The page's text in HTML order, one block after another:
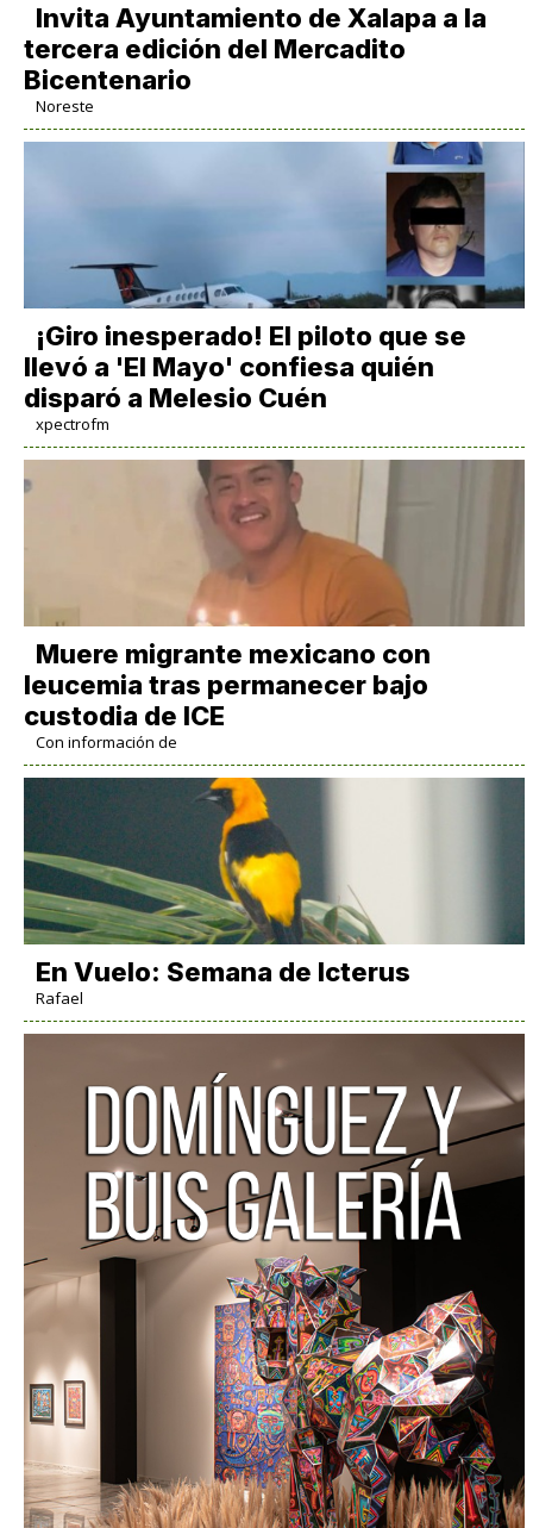
Invita Ayuntamiento de Xalapa a la
tercera edición del Mercadito
Bicentenario
Noreste
¡Giro inesperado! El piloto que se
llevó a 'El Mayo' confiesa quién
disparó a Melesio Cuén
xpectrofm
Muere migrante mexicano con
leucemia tras permanecer bajo
custodia de ICE
Con información de
En Vuelo: Semana de Icterus
Rafael